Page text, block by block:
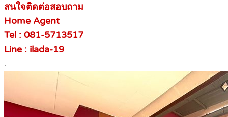
สนใจติดต่อสอบถาม
Home Agent
Tel : 081-5713517
Line : ilada-19
.